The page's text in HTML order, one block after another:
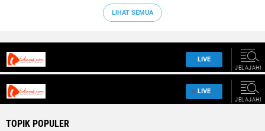
LIHAT SEMUA
TOPIK POPULER